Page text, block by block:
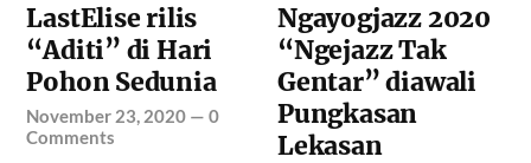
LastElise rilis
“Aditi” di Hari
Pohon Sedunia
November 23, 2020 —0
Comments
Ngayogjazz 2020
“Ngejazz Tak
Gentar” diawali
Pungkasan
Lekasan